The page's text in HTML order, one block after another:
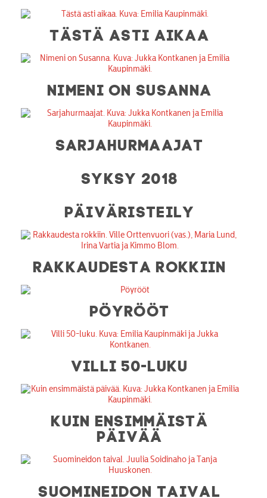
TÄSTÄ ASTI AIKAA
NIMENI ON SUSANNA
SARJAHURMAAJAT
SYKSY 2018
PÄIVÄRISTEILY
RAKKAUDESTA ROKKIIN
PÖYRÖÖT
VILLI 50-LUKU
KUIN ENSIMMÄISTÄ
PÄIVÄÄ
SUOMINEIDON TAIVAL